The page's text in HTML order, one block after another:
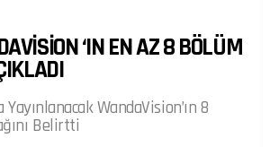
‘IN EN AZ 8 BÖLÜM
Yayınlanacak WandaVision’ın 8
Belirtti